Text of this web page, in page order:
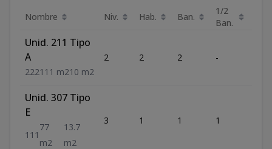
Nombre Niv. Hab. Ban.
1/2
Ban.
Unid. 211 Tipo
A
222111 m210 m2
2 2 2 -
Unid. 307 Tipo
E
1 1 1
77
m2
13.7
m2
3 1 1 1